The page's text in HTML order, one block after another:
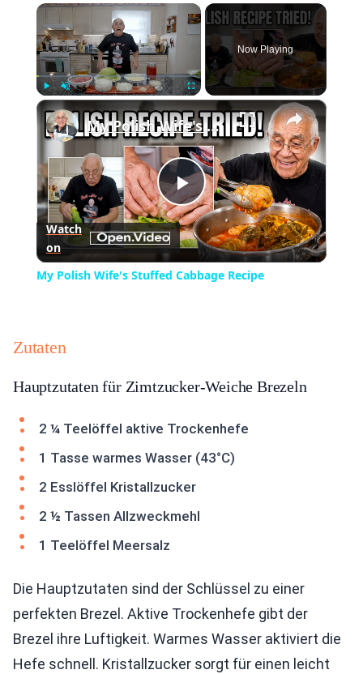
×
Now Playing
×
Play
Video
My Polish Wife's Stuffed Cabbage Recipe
Watch
on
My Polish Wife's Stuffed Cabbage Recipe
Zutaten
Hauptzutaten für Zimtzucker-Weiche Brezeln
2 ¼ Teelöffel aktive Trockenhefe
1 Tasse warmes Wasser (43°C)
2 Esslöffel Kristallzucker
2 ½ Tassen Allzweckmehl
1 Teelöffel Meersalz
Die Hauptzutaten sind der Schlüssel zu einer
perfekten Brezel. Aktive Trockenhefe gibt der
Brezel ihre Luftigkeit. Warmes Wasser aktiviert die
Hefe schnell. Kristallzucker sorgt für einen leicht